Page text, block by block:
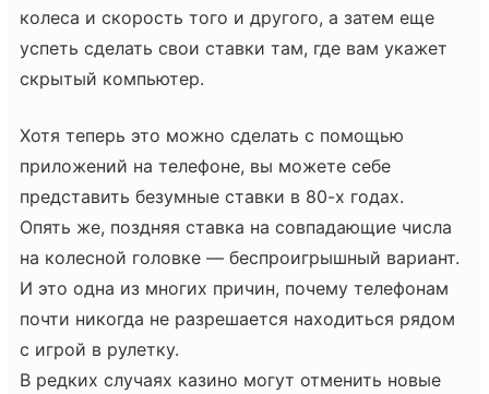
колеса и скорость того и другого, а затем еще
успеть сделать свои ставки там, где вам укажет
скрытый компьютер.
Хотя теперь это можно сделать с помощью
приложений на телефоне, вы можете себе
представить безумные ставки в 80-х годах.
Опять же, поздняя ставка на совпадающие числа
на колесной головке — беспроигрышный вариант.
И это одна из многих причин, почему телефонам
почти никогда не разрешается находиться рядом
с игрой в рулетку.
В редких случаях казино могут отменить новые